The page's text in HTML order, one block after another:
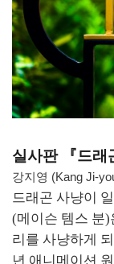
실사판 『드래
강지영 (Kang Ji-
드래곤 사냥이
(메이슨 템스 분)
리를 사냥하게
년 애니메이션